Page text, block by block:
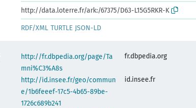
http://data.loterre.fr/ark:/67375/D63-L15G5RKR-K
RDF/XML TURTLE JSON-LD
http://fr.dbpedia.org/page/Ta
mni%C3%A8s
fr.dbpedia.org
http://id.insee.fr/geo/commun
e/1b6feeef-17c5-4b65-89be-
1726c689b241
id.insee.fr